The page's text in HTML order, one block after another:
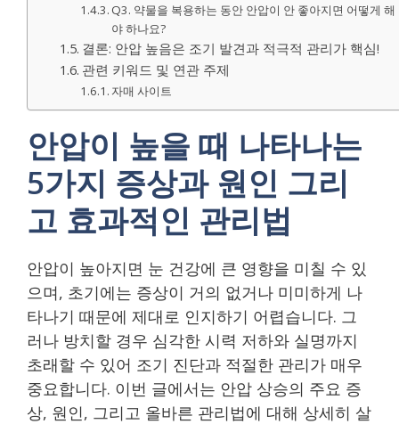
Q3. 약물을 복용하는 동안 안압이 안 좋아지면 어떻게 해
야 하나요?
결론: 안압 높음은 조기 발견과 적극적 관리가 핵심!
관련 키워드 및 연관 주제
자매 사이트
안압이 높을 때 나타나는
5가지 증상과 원인 그리
고 효과적인 관리법
안압이 높아지면 눈 건강에 큰 영향을 미칠 수 있
으며, 초기에는 증상이 거의 없거나 미미하게 나
타나기 때문에 제대로 인지하기 어렵습니다. 그
러나 방치할 경우 심각한 시력 저하와 실명까지
초래할 수 있어 조기 진단과 적절한 관리가 매우
중요합니다. 이번 글에서는 안압 상승의 주요 증
상, 원인, 그리고 올바른 관리법에 대해 상세히 살